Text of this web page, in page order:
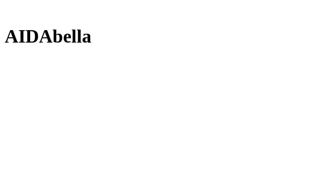
AIDAbella